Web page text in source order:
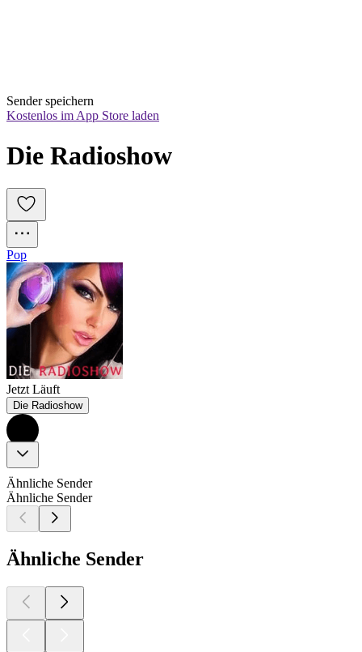
Sender speichern
Kostenlos im App Store laden
Die Radioshow
Pop
Jetzt Läuft
Die Radioshow
Ähnliche Sender
Ähnliche Sender
Ähnliche Sender